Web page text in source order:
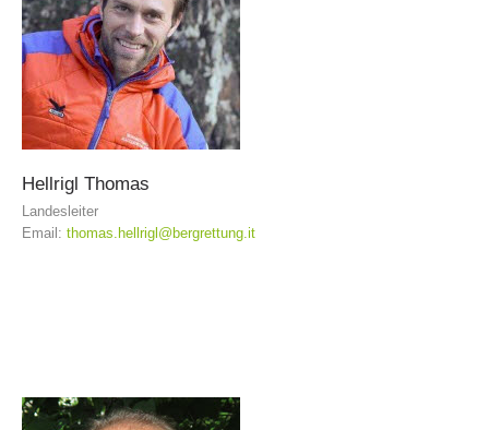
Hellrigl Thomas
Landesleiter
Email: thomas.hellrigl@bergrettung.it